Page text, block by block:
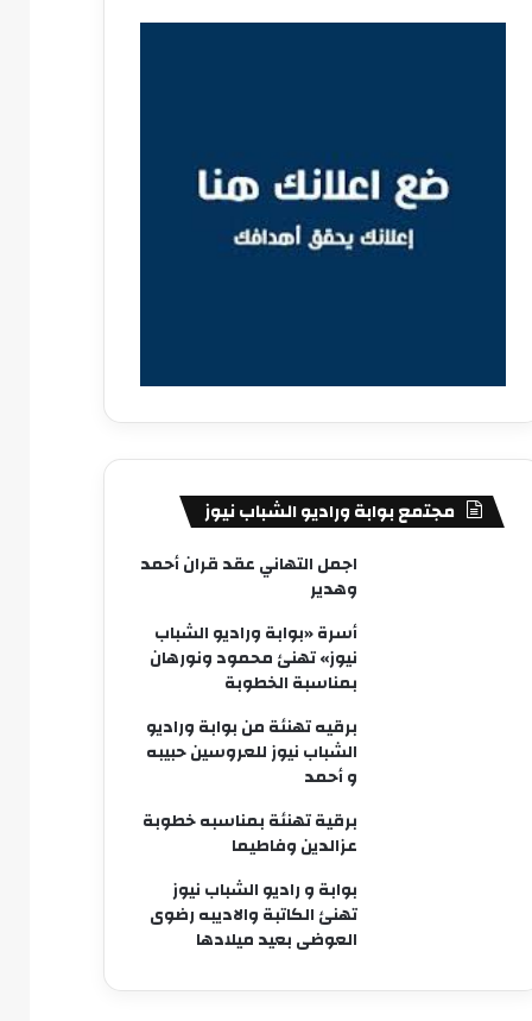
مجتمع بوابة وراديو الشباب نيوز
اجمل التهاني عقد قران أحمد
وهدير
أسرة «بوابة وراديو الشباب
نيوز» تهنئ محمود ونورهان
بمناسبة الخطوبة
برقيه تهنئة من بوابة وراديو
الشباب نيوز للعروسين حبيبه
و أحمد
برقية تهنئة بمناسبه خطوبة
عزالدين وفاطيما
بوابة و راديو الشباب نيوز
تهنئ الكاتبة والاديبه رضوى
العوضى بعيد ميلادها